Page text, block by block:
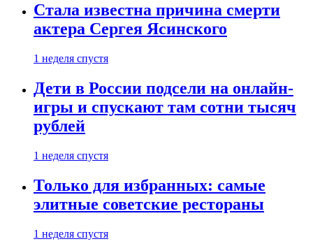
Стала известна причина смерти
актера Сергея Ясинского
1 неделя спустя
Дети в России подсели на онлайн-
игры и спускают там сотни тысяч
рублей
1 неделя спустя
Только для избранных: самые
элитные советские рестораны
1 неделя спустя